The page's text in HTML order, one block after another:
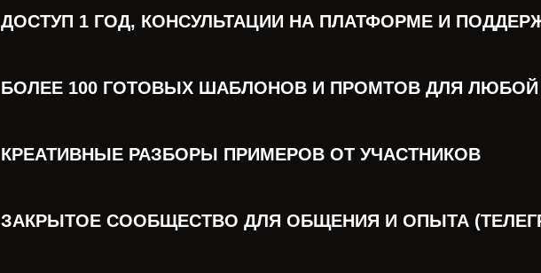
ДОСТУП 1 ГОД, КОНСУЛЬТАЦИИ НА ПЛАТФОРМЕ И
БОЛЕЕ 100 ГОТОВЫХ ШАБЛОНОВ И ПРОМТОВ ДЛЯ
КРЕАТИВНЫЕ РАЗБОРЫ ПРИМЕРОВ ОТ УЧАСТНИКОВ
ЗАКРЫТОЕ СООБЩЕСТВО ДЛЯ ОБЩЕНИЯ И ОПЫТА